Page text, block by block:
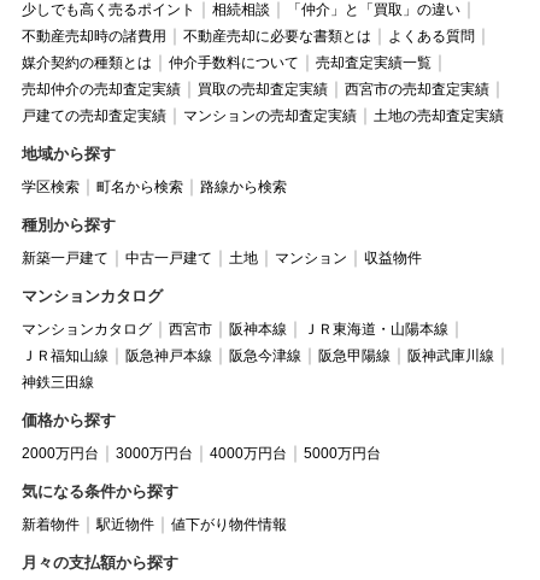
少しでも高く売るポイント
相続相談
「仲介」と「買取」の違い
不動産売却時の諸費用
不動産売却に必要な書類とは
よくある質問
媒介契約の種類とは
仲介手数料について
売却査定実績一覧
売却仲介の売却査定実績
買取の売却査定実績
西宮市の売却査定実績
戸建ての売却査定実績
マンションの売却査定実績 土地の売却査定実績
地域から探す
学区検索 町名から検索 路線から検索
種別から探す
新築一戸建て 中古一戸建て 土地 マンション 収益物件
マンションカタログ
マンションカタログ 西宮市 阪神本線
ＪＲ東海道・山陽本線
ＪＲ福知山線
阪急神戸本線 阪急今津線 阪急甲陽線
阪神武庫川線
神鉄三田線
価格から探す
2000万円台 3000万円台 4000万円台 5000万円台
気になる条件から探す
新着物件 駅近物件 値下がり物件情報
月々の支払額から探す